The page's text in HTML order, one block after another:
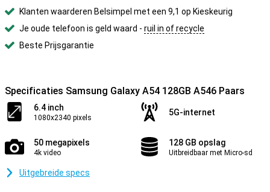
Klanten waarderen Belsimpel met een 9,1 op Kieskeurig
Je oude telefoon is geld waard - ruil in of recycle
Beste Prijsgarantie
Specificaties Samsung Galaxy A54 128GB A546 Paars
6.4 inch
1080x2340 pixels
5G-internet
50 megapixels
4k video
128 GB opslag
Uitbreidbaar met Micro-sd
Uitgebreide specs